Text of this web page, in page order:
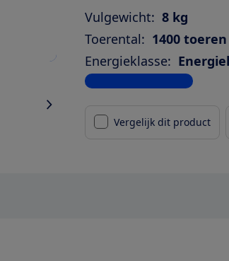
Vulgewicht: 8 kg
Toerental: 1400 toeren
Energieklasse:
Bekijk alle specificaties
Vergelijk dit product